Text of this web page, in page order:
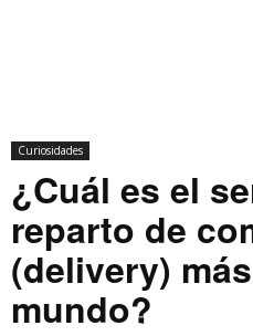
Curiosidades
¿Cuál es el
reparto de
(delivery)
mundo?